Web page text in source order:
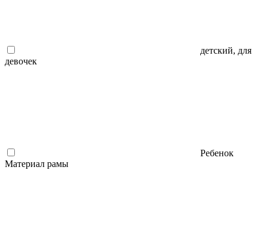
детский, для
девочек
Ребенок
Материал рамы